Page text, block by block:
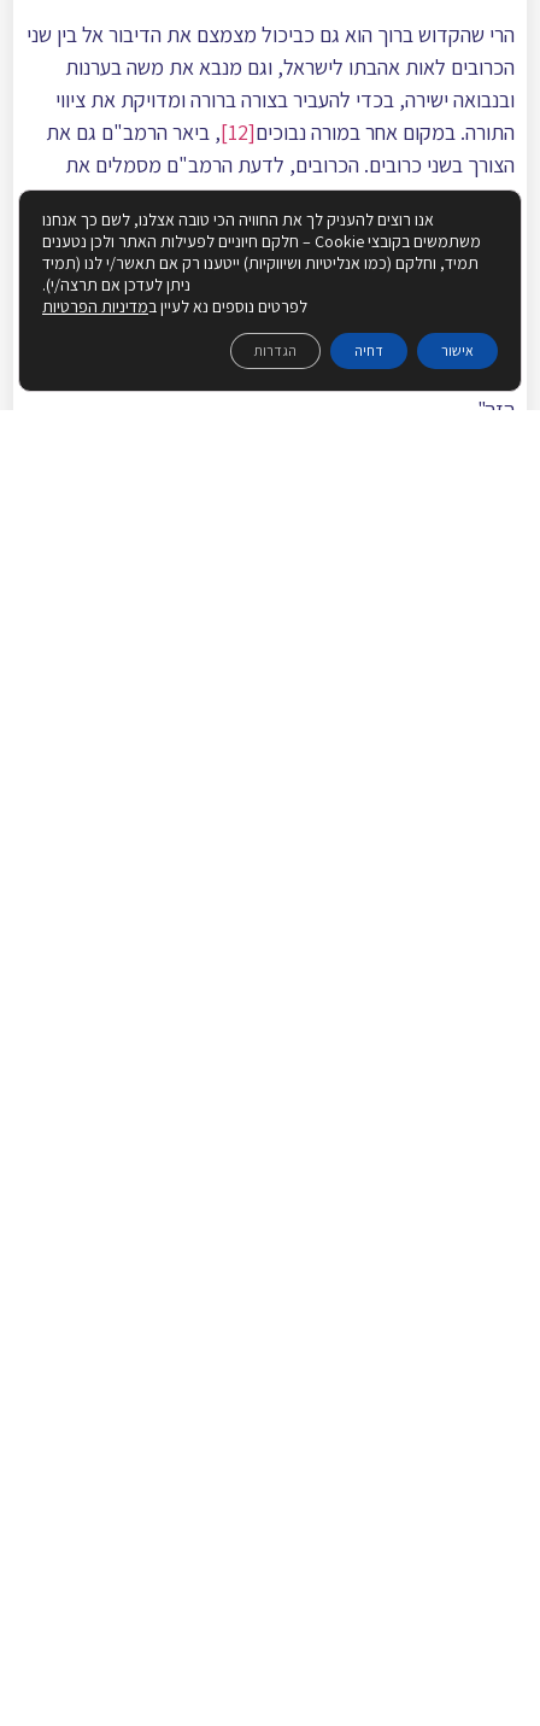
הרי שהקדוש ברוך הוא גם כביכול מצמצם את הדיבור אל בין שני
הכרובים לאות אהבתו לישראל, וגם מנבא את משה בערנות
ובנבואה ישירה, בכדי להעביר בצורה ברורה ומדויקת את ציווי
התורה. במקום אחר במורה נבוכים[12]
, ביאר הרמב"ם גם את
הצורך בשני כרובים. הכרובים, לדעת הרמב"ם מסמלים את
המלאכים, שבאמצעותם מגיעה הנבואה אל הנביאים:
"ואילו היתה צורה אחת, כלומר: צורת כרוב אחד, היה בכך מקום
הטעייה, והיו מדמים כי הצורה הזו האלוה הנעבד… וכיון שנעשו
שני כרובים עם האמירה בפירוש 'ה' אלקינו ה' אחד', נתתקיימה
השרשת הנבואה בציאות המלאכים ושהם רבים, והבטיחנו שלא
יטעו בהם שהם אלוה, כי האלו-ה אחד, והוא ברא את הריבוי
הזה".
אנו רוצים להעניק לך את החוויה הכי טובה אצלנו, לשם כך אנחנו
משתמשים בקובצי Cookie – חלקם חיוניים לפעילות האתר ולכן נטענים
תמיד, וחלקם (כמו אנליטיות ושיווקיות) ייטענו רק אם תאשר/י לנו (תמיד
ניתן לעדכן אם תרצה/י).
לפרטים נוספים נא לעיין במדיניות הפרטיות
אישור דחיה הגדרות